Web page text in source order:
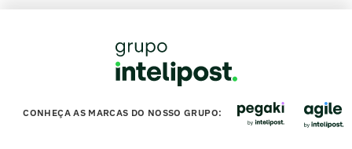
CONHEÇA AS MARCAS DO NOSSO GRUPO: